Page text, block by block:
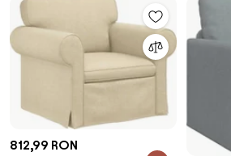
812,99 RON